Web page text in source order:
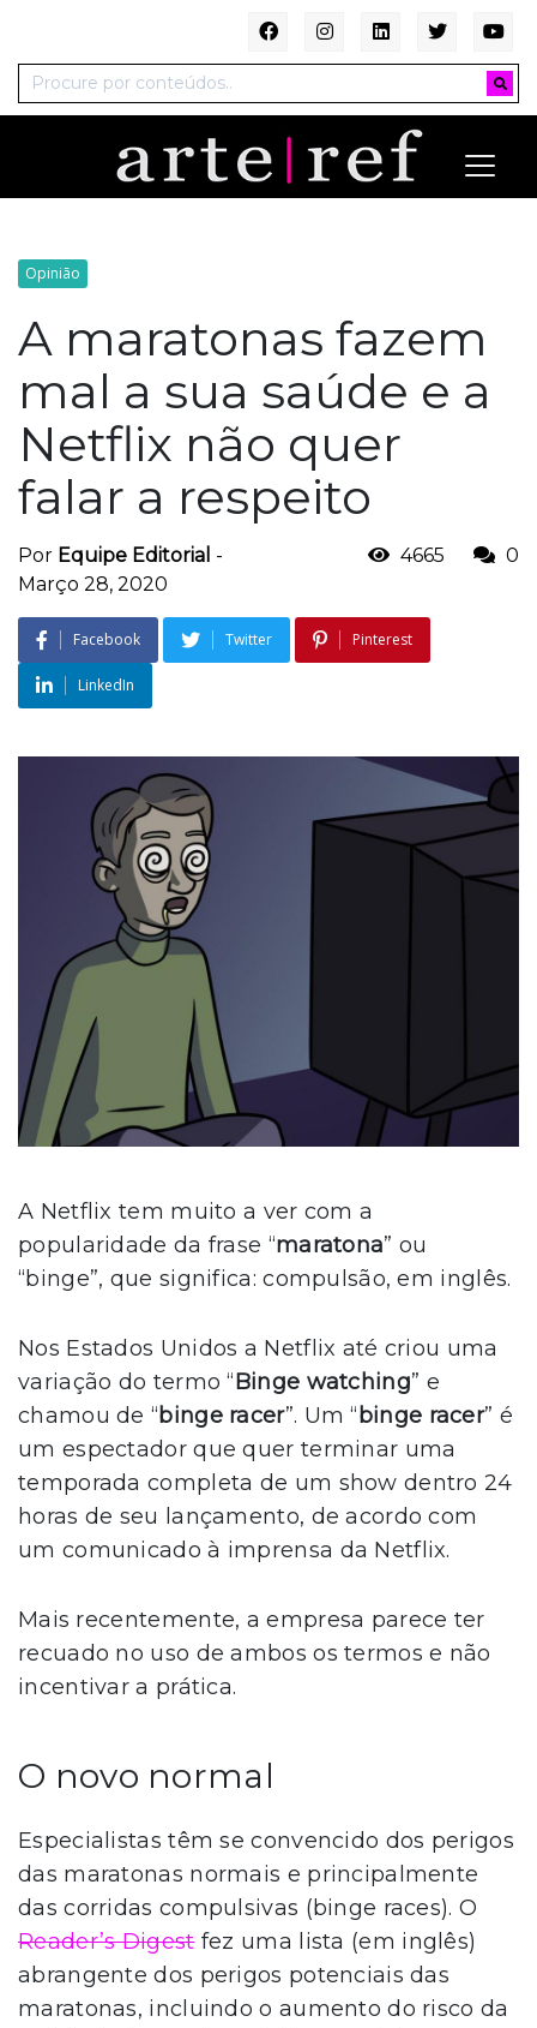
Opinião
A maratonas fazem
mal a sua saúde e a
Netflix não quer
falar a respeito
Por Equipe Editorial -
Março 28, 2020
4665 0
Facebook Twitter Pinterest
LinkedIn
A Netflix tem muito a ver com a
popularidade da frase “maratona” ou
“binge”, que significa: compulsão, em inglês.
Nos Estados Unidos a Netflix até criou uma
variação do termo “Binge watching” e
chamou de “binge racer”. Um “binge racer” é
um espectador que quer terminar uma
temporada completa de um show dentro 24
horas de seu lançamento, de acordo com
um comunicado à imprensa da Netflix.
Mais recentemente, a empresa parece ter
recuado no uso de ambos os termos e não
incentivar a prática.
O novo normal
Especialistas têm se convencido dos perigos
das maratonas normais e principalmente
das corridas compulsivas (binge races). O
Reader’s Digestfez uma lista (em inglês)
abrangente dos perigos potenciais das
maratonas, incluindo o aumento do risco da